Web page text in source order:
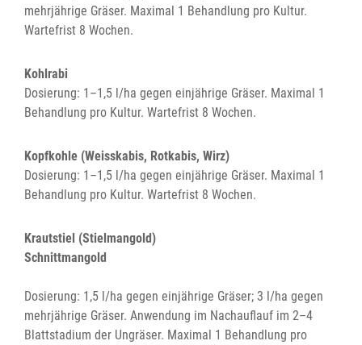
mehrjährige Gräser. Maximal 1 Behandlung pro Kultur.
Wartefrist 8 Wochen.
Kohlrabi
Dosierung: 1–1,5 l/ha gegen einjährige Gräser. Maximal 1
Behandlung pro Kultur. Wartefrist 8 Wochen.
Kopfkohle (Weisskabis, Rotkabis, Wirz)
Dosierung: 1–1,5 l/ha gegen einjährige Gräser. Maximal 1
Behandlung pro Kultur. Wartefrist 8 Wochen.
Krautstiel (Stielmangold)
Schnittmangold
Dosierung: 1,5 l/ha gegen einjährige Gräser; 3 l/ha gegen
mehrjährige Gräser. Anwendung im Nachauflauf im 2–4
Blattstadium der Ungräser. Maximal 1 Behandlung pro